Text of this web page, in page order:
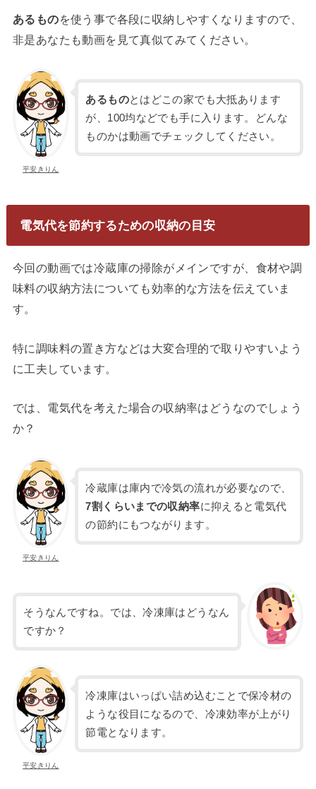
あるものを使う事で各段に収納しやすくなりますので、
非是あなたも動画を見て真似てみてください。
平安きりん
あるものとはどこの家でも大抵あります
が、100均などでも手に入ります。どんな
ものかは動画でチェックしてください。
電気代を節約するための収納の目安
今回の動画では冷蔵庫の掃除がメインですが、食材や調
味料の収納方法についても効率的な方法を伝えていま
す。
特に調味料の置き方などは大変合理的で取りやすいよう
に工夫しています。
では、電気代を考えた場合の収納率はどうなのでしょう
か？
平安きりん
冷蔵庫は庫内で冷気の流れが必要なので、
7割くらいまでの収納率に抑えると電気代
の節約にもつながります。
そうなんですね。では、冷凍庫はどうなん
ですか？
平安きりん
冷凍庫はいっぱい詰め込むことで保冷材の
ような役目になるので、冷凍効率が上がり
節電となります。